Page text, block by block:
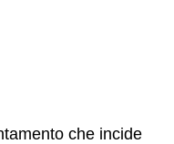
che incide